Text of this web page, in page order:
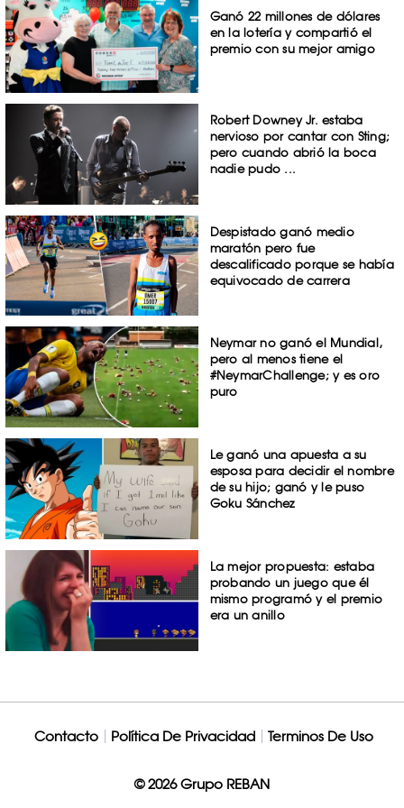
Ganó 22 millones de dólares
en la lotería y compartió el
premio con su mejor amigo
Robert Downey Jr. estaba
nervioso por cantar con Sting;
pero cuando abrió la boca
nadie pudo ...
Despistado ganó medio
maratón pero fue
descalificado porque se había
equivocado de carrera
Neymar no ganó el Mundial,
pero al menos tiene el
#NeymarChallenge; y es oro
puro
Le ganó una apuesta a su
esposa para decidir el nombre
de su hijo; ganó y le puso
Goku Sánchez
La mejor propuesta: estaba
probando un juego que él
mismo programó y el premio
era un anillo
Contacto Política De Privacidad Terminos De Uso
© 2026 Grupo REBAN